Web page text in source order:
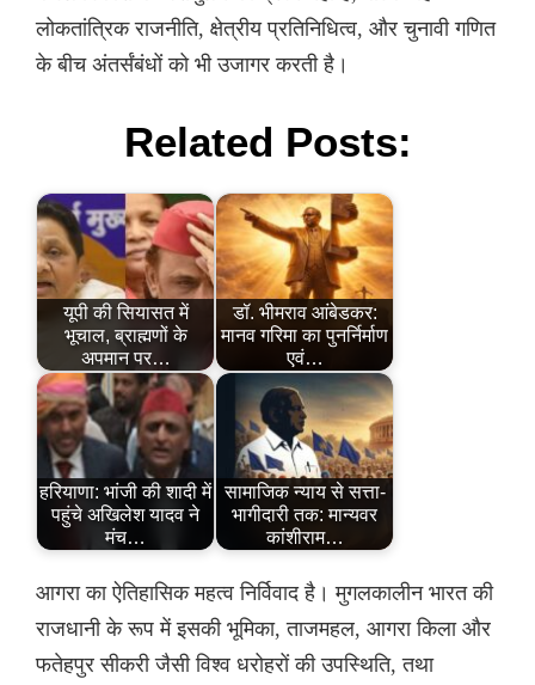
लोकतांत्रिक राजनीति, क्षेत्रीय प्रतिनिधित्व, और चुनावी गणित
के बीच अंतर्संबंधों को भी उजागर करती है।
Related Posts:
यूपी की सियासत में
भूचाल, ब्राह्मणों के
अपमान पर…
डॉ. भीमराव आंबेडकर:
मानव गरिमा का पुनर्निर्माण
एवं…
हरियाणा: भांजी की शादी में
पहुंचे अखिलेश यादव ने
मंच…
सामाजिक न्याय से सत्ता-
भागीदारी तक: मान्यवर
कांशीराम…
आगरा का ऐतिहासिक महत्व निर्विवाद है। मुगलकालीन भारत की
राजधानी के रूप में इसकी भूमिका, ताजमहल, आगरा किला और
फतेहपुर सीकरी जैसी विश्व धरोहरों की उपस्थिति, तथा